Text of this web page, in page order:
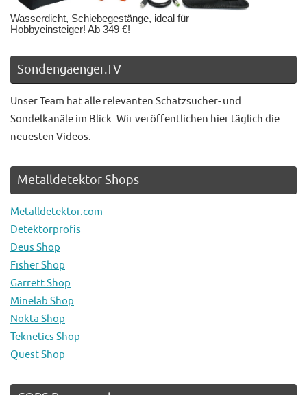
Wasserdicht, Schiebegestänge, ideal für
Hobbyeinsteiger! Ab 349 €!
Sondengaenger.TV
Unser Team hat alle relevanten Schatzsucher- und
Sondelkanäle im Blick. Wir veröffentlichen hier täglich die
neuesten Videos.
Metalldetektor Shops
Metalldetektor.com
Detektorprofis
Deus Shop
Fisher Shop
Garrett Shop
Minelab Shop
Nokta Shop
Teknetics Shop
Quest Shop